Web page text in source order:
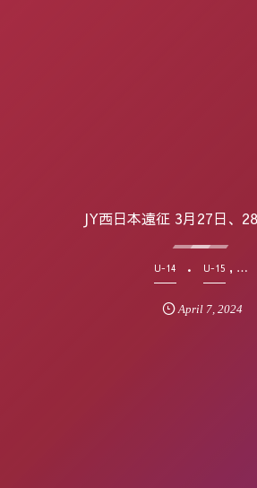
JY西日本遠征 3月27日、
U-14 U-15 , …
April 7, 2024